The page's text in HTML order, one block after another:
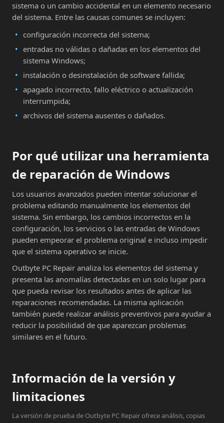
sistema o un cambio accidental en un elemento necesario
del sistema. Entre las causas comunes se incluyen:
configuración incorrecta del sistema;
entradas no válidas o dañadas en los elementos del
sistema Windows;
instalación o desinstalación de software fallida;
apagado incorrecto, fallo eléctrico o actualización
interrumpida;
archivos del sistema ausentes o dañados.
Por qué utilizar una herramienta
de reparación de Windows
Los usuarios avanzados pueden intentar solucionar el
problema editando manualmente los elementos del
sistema. Sin embargo, los cambios incorrectos en la
configuración, los servicios o las entradas de Windows
pueden empeorar el problema original e incluso impedir
que el sistema operativo se inicie.
Outbyte PC Repair analiza los elementos del sistema y
presenta las anomalías detectadas en un solo lugar para
que pueda revisar los resultados antes de aplicar las
reparaciones recomendadas. La misma aplicación
también puede realizar análisis preventivos para ayudar a
reducir la posibilidad de que aparezcan problemas
similares en el futuro.
Información de la versión y
limitaciones
La versión de prueba de Outbyte PC Repair ofrece análisis, copias